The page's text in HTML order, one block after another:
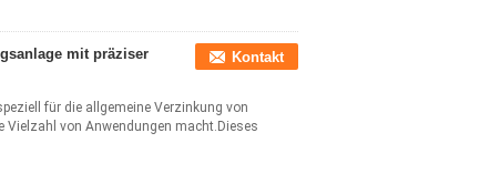
mit präziser
Kontakt
für die allgemeine Verzinkung von
Vielzahl von Anwendungen macht.Dieses